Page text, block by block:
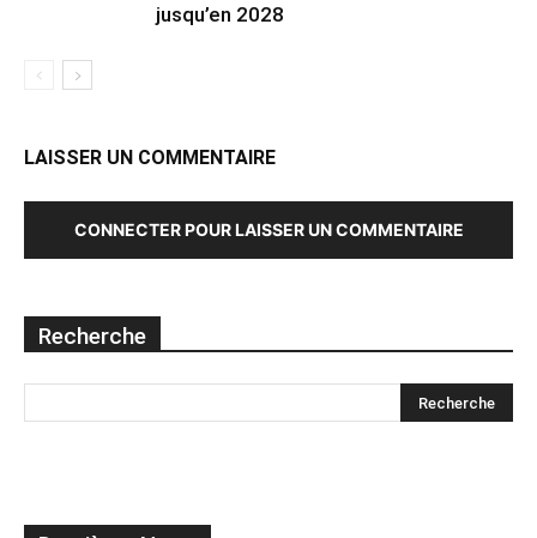
jusqu’en 2028
LAISSER UN COMMENTAIRE
CONNECTER POUR LAISSER UN COMMENTAIRE
Recherche